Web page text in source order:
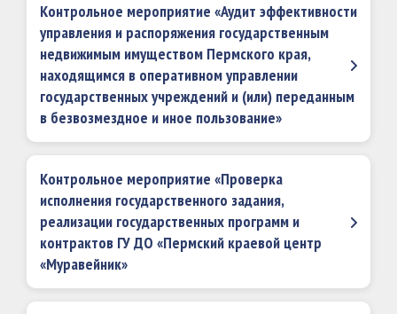
Контрольное мероприятие «Аудит эффективности
управления и распоряжения государственным
недвижимым имуществом Пермского края,
находящимся в оперативном управлении
государственных учреждений и (или) переданным
в безвозмездное и иное пользование»
Контрольное мероприятие «Проверка
исполнения государственного задания,
реализации государственных программ и
контрактов ГУ ДО «Пермский краевой центр
«Муравейник»